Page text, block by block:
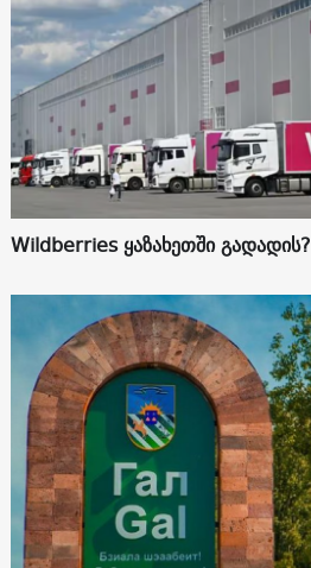
Wildberries ყაზახეთში გადადის?